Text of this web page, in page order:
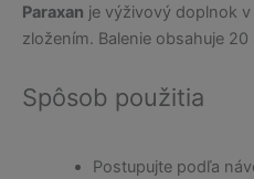
Paraxan je výživový doplnok
zložením. Balenie obsahuje 20
Spôsob použitia
Postupujte podľa